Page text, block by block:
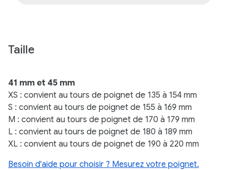
Taille
41 mm et 45 mm
XS : convient au tours de poignet de 135 à 154 mm
S : convient au tours de poignet de 155 à 169 mm
M : convient au tours de poignet de 170 à 179 mm
L : convient au tours de poignet de 180 à 189 mm
XL : convient au tours de poignet de 190 à 220 mm
Besoin d'aide pour choisir ? Mesurez votre poignet.